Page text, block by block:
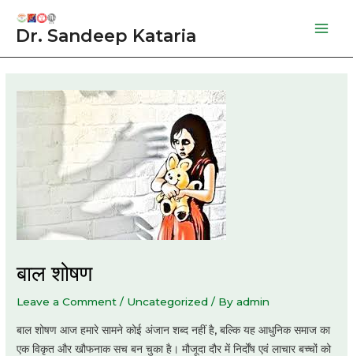
Dr. Sandeep Kataria
बाल शोषण
Leave a Comment / Uncategorized / Byadmin
बाल शोषण आज हमारे सामने कोई अंजान शब्द नहीं है, बल्कि यह आधुनिक समाज का
एक विकृत और खौफनाक सच बन चुका है। मौजूदा दौर में निर्दोंष एवं लाचार बच्चों को